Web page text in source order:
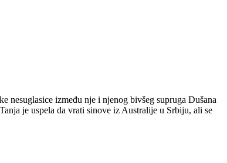
nesuglasice između nje i njenog bivšeg supruga Dušana
je uspela da vrati sinove iz Australije u Srbiju, ali se